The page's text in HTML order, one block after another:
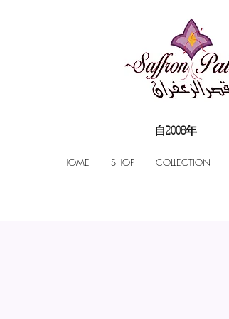
自2008年
HOME SHOP COLLECTION